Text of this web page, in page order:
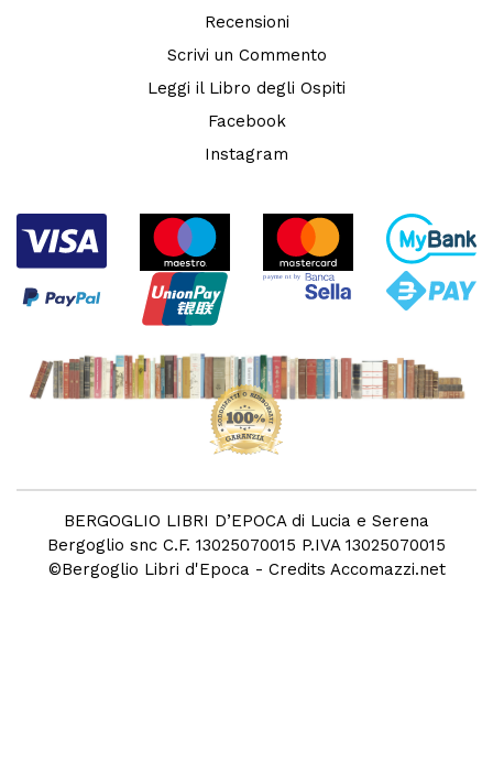
Recensioni
Scrivi un Commento
Leggi il Libro degli Ospiti
Facebook
Instagram
BERGOGLIO LIBRI D’EPOCA di Lucia e Serena
Bergoglio snc C.F. 13025070015 P.IVA 13025070015
©Bergoglio Libri d'Epoca - Credits Accomazzi.net